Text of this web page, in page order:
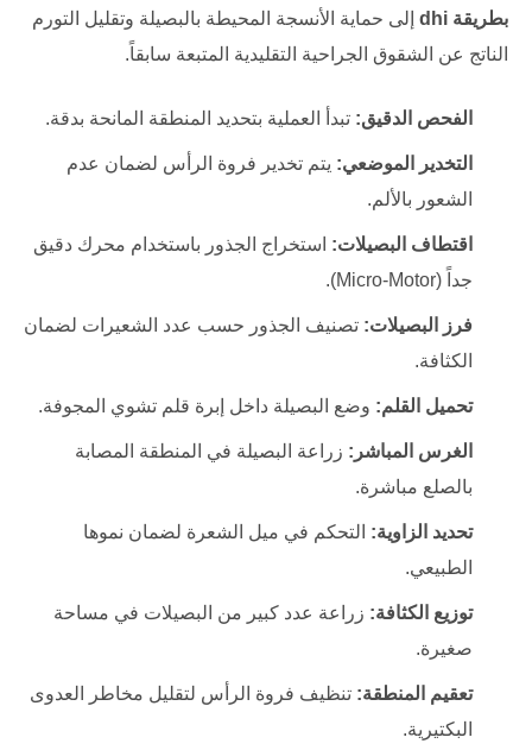
بطريقة dhi
إلى حماية الأنسجة المحيطة بالبصيلة وتقليل التورم
الناتج عن الشقوق الجراحية التقليدية المتبعة سابقاً.
الفحص الدقيق: تبدأ العملية بتحديد المنطقة المانحة بدقة.
التخدير الموضعي: يتم تخدير فروة الرأس لضمان عدم
الشعور بالألم.
اقتطاف البصيلات: استخراج الجذور باستخدام محرك دقيق
جداً (Micro-Motor).
فرز البصيلات: تصنيف الجذور حسب عدد الشعيرات لضمان
الكثافة.
تحميل القلم: وضع البصيلة داخل إبرة قلم تشوي المجوفة.
الغرس المباشر: زراعة البصيلة في المنطقة المصابة
بالصلع مباشرة.
تحديد الزاوية: التحكم في ميل الشعرة لضمان نموها
الطبيعي.
توزيع الكثافة: زراعة عدد كبير من البصيلات في مساحة
صغيرة.
تعقيم المنطقة: تنظيف فروة الرأس لتقليل مخاطر العدوى
البكتيرية.